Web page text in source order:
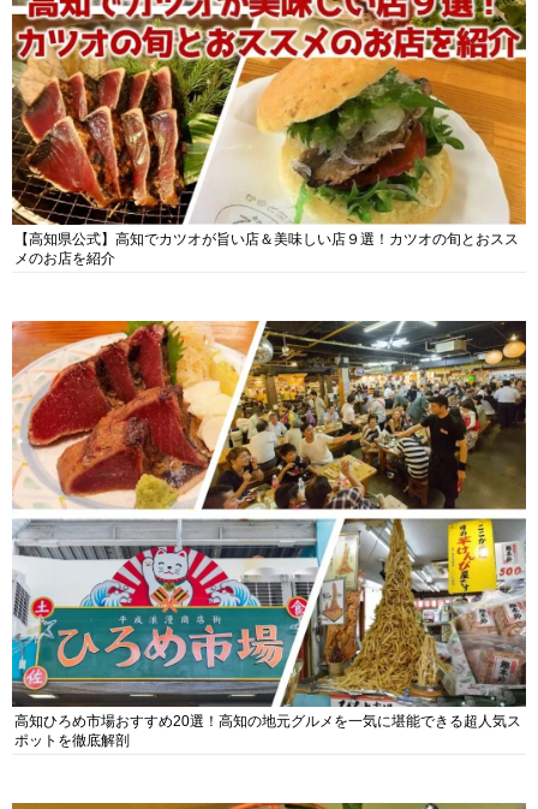
【高知県公式】高知でカツオが旨い店＆美味しい店９選！カツオの旬とおスス
メのお店を紹介
高知ひろめ市場おすすめ20選！高知の地元グルメを一気に堪能できる超人気ス
ポットを徹底解剖